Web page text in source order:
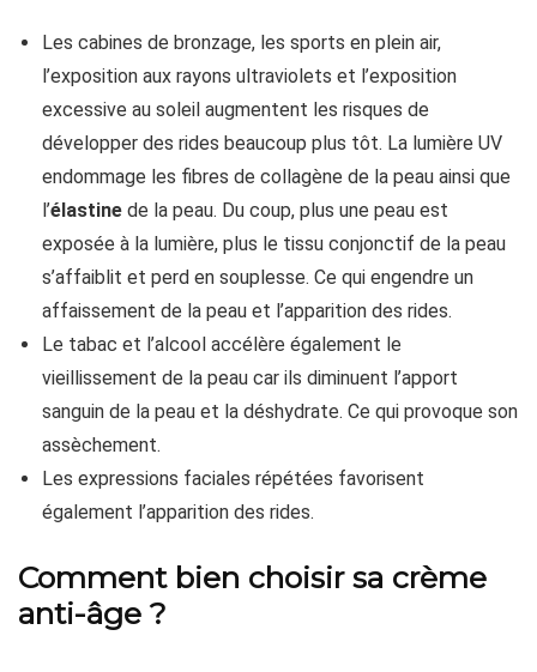
Les cabines de bronzage, les sports en plein air,
l’exposition aux rayons ultraviolets et l’exposition
excessive au soleil augmentent les risques de
développer des rides beaucoup plus tôt. La lumière UV
endommage les fibres de collagène de la peau ainsi que
l’élastine de la peau. Du coup, plus une peau est
exposée à la lumière, plus le tissu conjonctif de la peau
s’affaiblit et perd en souplesse. Ce qui engendre un
affaissement de la peau et l’apparition des rides.
Le tabac et l’alcool accélère également le
vieillissement de la peau car ils diminuent l’apport
sanguin de la peau et la déshydrate. Ce qui provoque son
assèchement.
Les expressions faciales répétées favorisent
également l’apparition des rides.
Comment bien choisir sa crème
anti-âge ?